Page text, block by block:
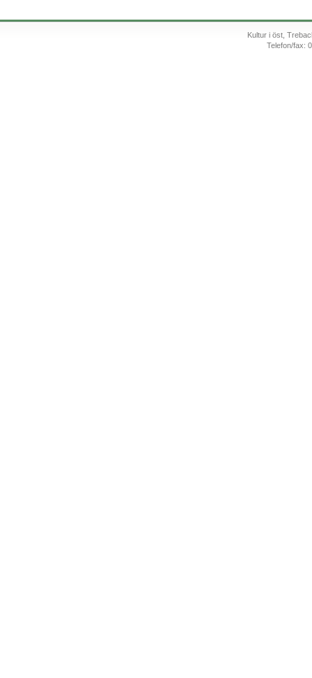
Kultur i öst,
Telefon/fax: